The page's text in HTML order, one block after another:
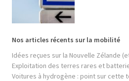
Nos articles récents sur la mobilité
Idées reçues sur la Nouvelle Zélande
Exploitation des terres rares et
Voitures à hydrogène : point sur cette